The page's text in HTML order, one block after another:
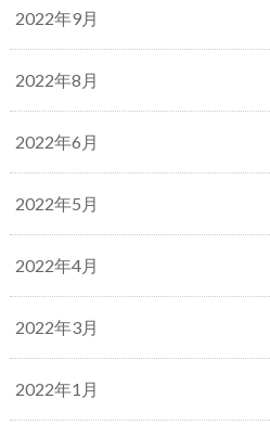
2022年9月
2022年8月
2022年6月
2022年5月
2022年4月
2022年3月
2022年1月